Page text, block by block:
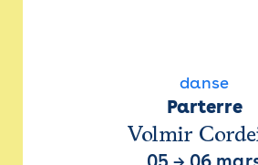
danse
Parterre
Volmir